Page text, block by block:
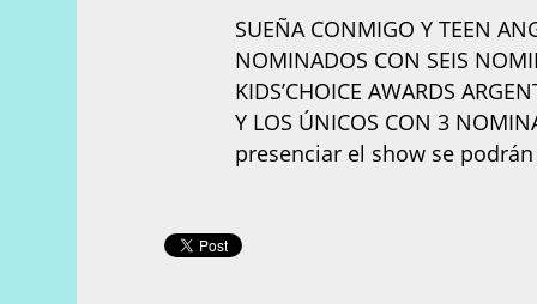
SUEÑA CONMIGO Y TEEN
NOMINADOS CON SEIS
KIDS’CHOICE AWARDS
Y LOS ÚNICOS CON 3
presenciar el show se